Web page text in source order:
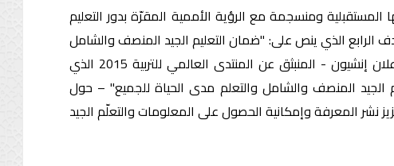
ومنسجمة مع الرؤية الأممية المقرّة بدور التعليم
2016-2030، كما عبر عن ذلك الهدف الرابع الذي ينص على: "ضمان التعليم الجيد المنصف والشامل
للجميع وتعزيز فرص التعلم مدى الحياة للجميع"، وكما ورد أيضا في إعلان إنشيون - المنبثق عن المنتدى العالمي للتربية 2015 الذي
تحت عنوان "التعليم بحلول عام 2030: نحو التعليم الجيد المنصف والشامل والتعلم مدى الحياة للجميع" – حول
نشر المعرفة وإمكانية الحصول على المعلومات والتعلّم الجيد